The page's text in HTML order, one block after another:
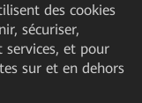
des cookies
sécuriser,
services, et pour
sur et en dehors